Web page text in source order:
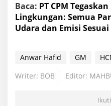
Baca: PT CPM
Lingkungan: Semua
Udara dan Emisi
Anwar Hafid GM
Writer: BOB
Editor: